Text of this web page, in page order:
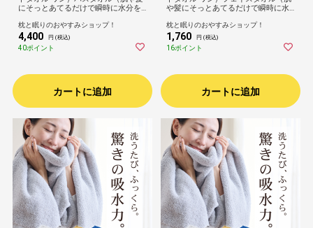
にそっとあてるだけで瞬時に水分を
オル）お風呂上り 身体拭き ふんわり
ふかふか 柔らかい 速乾 吸水 日本製
高品質 高級 ホテル プレゼント ギフ
ト ゴワつかない 60×120cm
枕と眠りのおやすみショップ！
4,400 円 (税込)
40ポイント
カートに追加
や髪にそっとあてるだけで瞬時に水
ぶタオル）洗顔 手拭き ふんわり ふ
かふか 柔らかい 速乾 吸水 日本製 高
品質 高級 ホテル プレゼント ギフト
ゴワつかない 32×90cm
枕と眠りのおやすみショップ！
1,760 円 (税込)
16ポイント
カートに追加